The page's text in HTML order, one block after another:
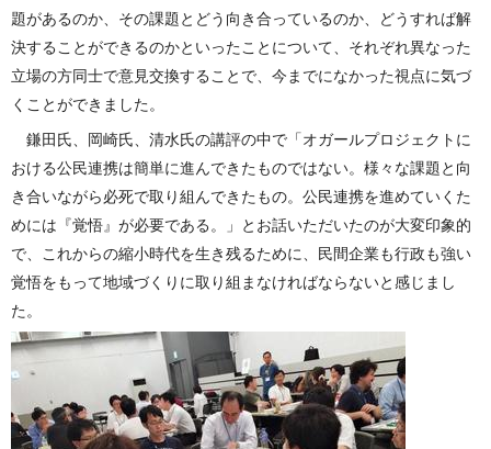
題があるのか、その課題とどう向き合っているのか、どうすれば解
決することができるのかといったことについて、それぞれ異なった
立場の方同士で意見交換することで、今までになかった視点に気づ
くことができました。
鎌田氏、岡崎氏、清水氏の講評の中で「オガールプロジェクトに
おける公民連携は簡単に進んできたものではない。様々な課題と向
き合いながら必死で取り組んできたもの。公民連携を進めていくた
めには『覚悟』が必要である。」とお話いただいたのが大変印象的
で、これからの縮小時代を生き残るために、民間企業も行政も強い
覚悟をもって地域づくりに取り組まなければならないと感じまし
た。